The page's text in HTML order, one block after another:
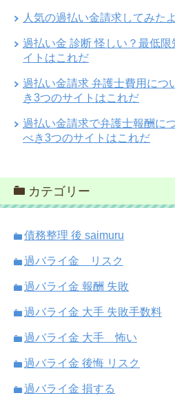
人気の過払い金請求してみた
過払い金 診断 怪しい？最低
イトはこれだ
過払い金請求 弁護士費用につ
き3つのサイトはこれだ
過払い金請求で弁護士報酬に
べき3つのサイトはこれだ
カテゴリー
債務整理 後 saimuru
過バライ金 リスク
過バライ金 報酬 失敗
過バライ金 大手 失敗手数料
過バライ金 大手 怖い
過バライ金 後悔 リスク
過バライ金 損する